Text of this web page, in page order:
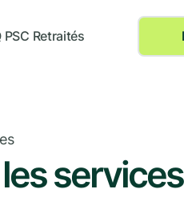
PSC Retraités
services